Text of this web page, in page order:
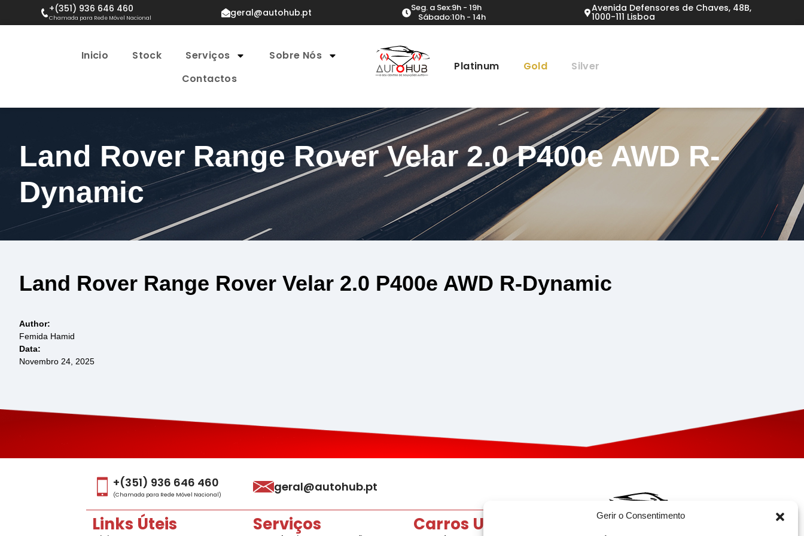
Gerir o Consentimento
+(351) 936 646 460
Chamada para Rede Móvel Nacional geral@autohub.pt
Seg. a Sex:
Sábado:
9h - 19h
10h - 14h
Avenida Defensores de Chaves, 48B,
1000-111 Lisboa
Inicio Stock Serviços
Sobre Nós
Contactos
Platinum Gold Silver
Land Rover Range Rover Velar 2.0 P400e AWD R-
Dynamic
Land Rover Range Rover Velar 2.0 P400e AWD R-Dynamic
Author:
Femida Hamid
Data:
Novembro 24, 2025
+(351) 936 646 460
(Chamada para Rede Móvel Nacional)
geral@autohub.pt
Links Úteis Serviços Carros Usados